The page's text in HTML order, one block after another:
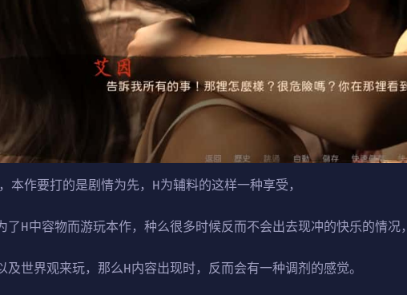
本作要打的是剧情为先，H为辅料的这样一种享受，
了H中容物而游玩本作，种么很多时候反而不会出去现冲的快乐的情况，
及世界观来玩，那么H内容出现时，反而会有一种调剂的感觉。